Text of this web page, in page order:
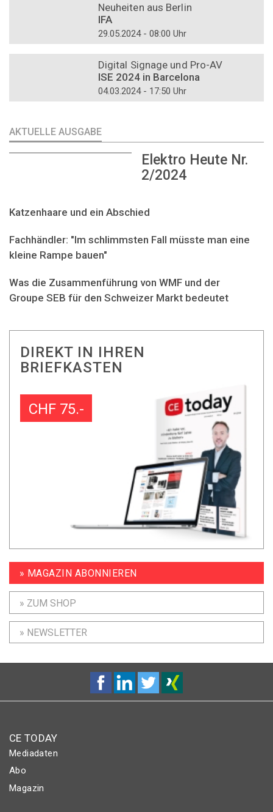
Neuheiten aus Berlin
IFA
29.05.2024 - 08:00 Uhr
Digital Signage und Pro-AV
ISE 2024 in Barcelona
04.03.2024 - 17:50 Uhr
AKTUELLE AUSGABE
Elektro Heute Nr.
2/2024
Katzenhaare und ein Abschied
Fachhändler: "Im schlimmsten Fall müsste man eine
kleine Rampe bauen"
Was die Zusammenführung von WMF und der
Groupe SEB für den Schweizer Markt bedeutet
DIREKT IN IHREN
BRIEFKASTEN
CHF 75.-
» MAGAZIN ABONNIEREN
» ZUM SHOP
» NEWSLETTER
CE TODAY
Mediadaten
Abo
Magazin